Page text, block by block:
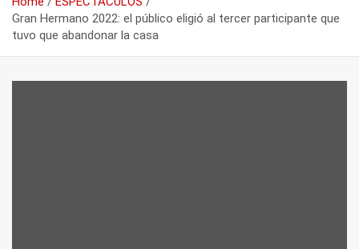
Gran Hermano 2022: el público eligió al tercer participante que
tuvo que abandonar la casa